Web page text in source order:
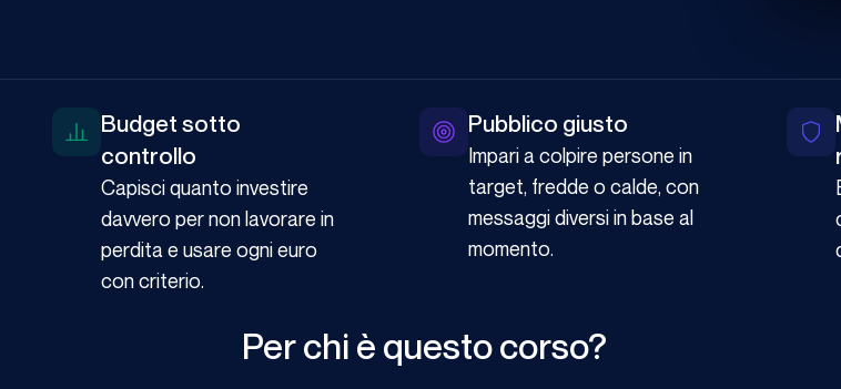
Budget sotto
controllo
Capisci quanto investire
davvero per non lavorare in
perdita e usare ogni euro
con criterio.
Pubblico giusto
Impari a colpire persone in
target, fredde o calde, con
messaggi diversi in base al
momento.
Per chi è questo corso?